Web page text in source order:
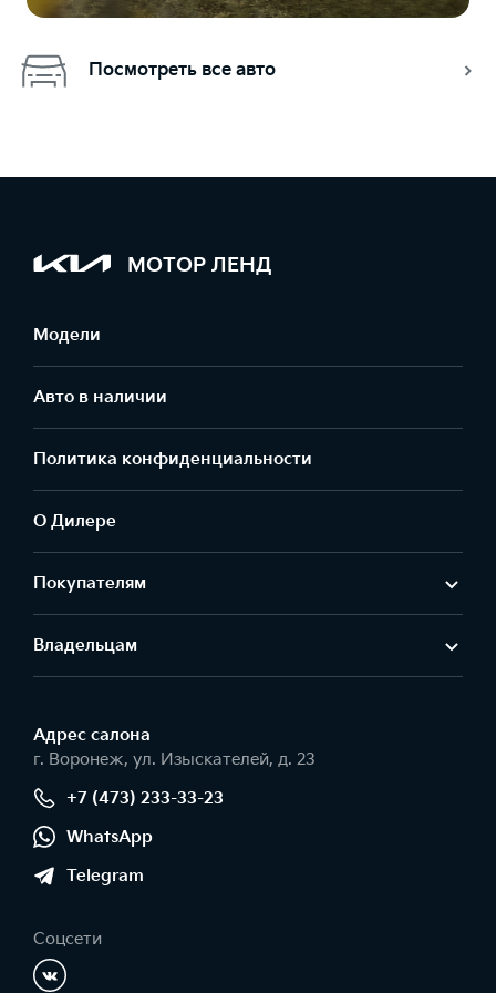
Посмотреть все авто
МОТОР ЛЕНД
Модели
Авто в наличии
Политика конфиденциальности
О Дилере
Покупателям
Владельцам
Адрес салонa
г. Воронеж, ул. Изыскателей, д. 23
+7 (473) 233-33-23
WhatsApp
Telegram
Соцсети